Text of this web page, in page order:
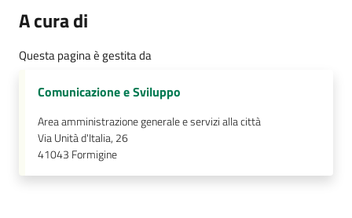
A cura di
Questa pagina è gestita da
Comunicazione e Sviluppo
Area amministrazione generale e servizi alla città
Via Unità d'Italia, 26
41043 Formigine